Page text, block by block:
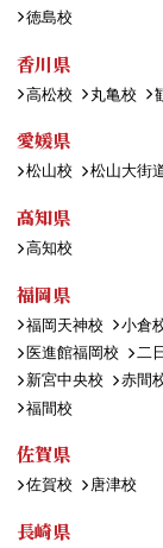
徳島校
香川県
高松校 丸亀校
愛媛県
松山校 松山大街
高知県
高知校
福岡県
福岡天神校 小倉
医進館福岡校
二
新宮中央校
赤間
福間校
佐賀県
佐賀校 唐津校
長崎県